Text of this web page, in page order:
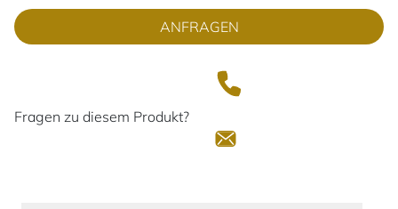
ANFRAGEN
Fragen zu diesem Produkt?